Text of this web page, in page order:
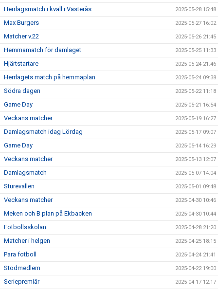
Herrlagsmatch i kväll i Västerås 2025-05-28 15:48
Max Burgers 2025-05-27 16:02
Matcher v.22 2025-05-26 21:45
Hemmamatch för damlaget 2025-05-25 11:33
Hjärtstartare 2025-05-24 21:46
Herrlagets match på hemmaplan 2025-05-24 09:38
Södra dagen 2025-05-22 11:18
Game Day 2025-05-21 16:54
Veckans matcher 2025-05-19 16:27
Damlagsmatch idag Lördag 2025-05-17 09:07
Game Day 2025-05-14 16:29
Veckans matcher 2025-05-13 12:07
Damlagsmatch 2025-05-07 14:04
Sturevallen 2025-05-01 09:48
Veckans matcher 2025-04-30 10:46
Meken och B plan på Ekbacken 2025-04-30 10:44
Fotbollsskolan 2025-04-28 21:20
Matcher i helgen 2025-04-25 18:15
Para fotboll 2025-04-24 21:41
Stödmedlem 2025-04-22 19:00
Seriepremiär 2025-04-17 12:17